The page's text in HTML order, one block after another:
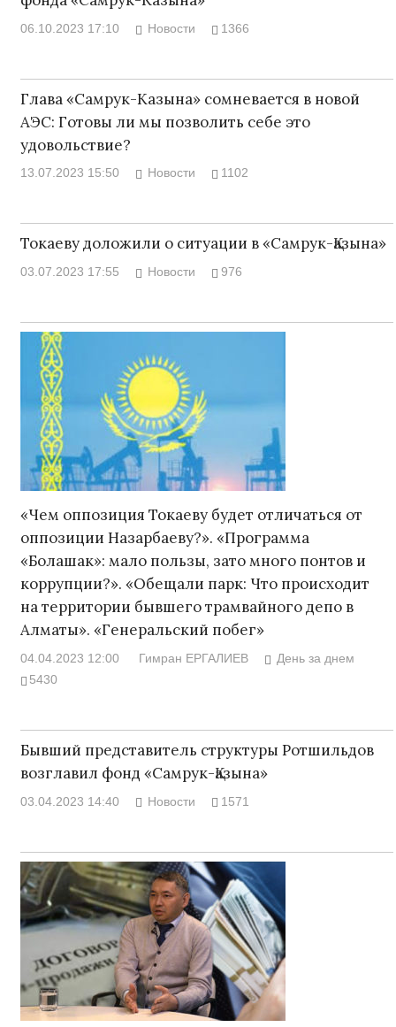
06.10.2023 17:10 Новости 1366
Глава «Самрук-Казына» сомневается в новой
АЭС: Готовы ли мы позволить себе это
удовольствие?
13.07.2023 15:50 Новости 1102
Токаеву доложили о ситуации в «Самрук-Қазына»
03.07.2023 17:55 Новости 976
«Чем оппозиция Токаеву будет отличаться от
оппозиции Назарбаеву?». «Программа
«Болашак»: мало пользы, зато много понтов и
коррупции?». «Обещали парк: Что происходит
на территории бывшего трамвайного депо в
Алматы». «Генеральский побег»
04.04.2023 12:00 Гимран ЕРГАЛИЕВ
День за днем
5430
Бывший представитель структуры Ротшильдов
возглавил фонд «Самрук-Қазына»
03.04.2023 14:40 Новости 1571